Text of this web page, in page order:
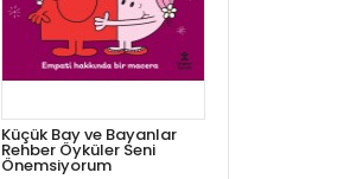
Küçük Bay ve Bayanlar
Rehber Öyküler Seni
Önemsiyorum